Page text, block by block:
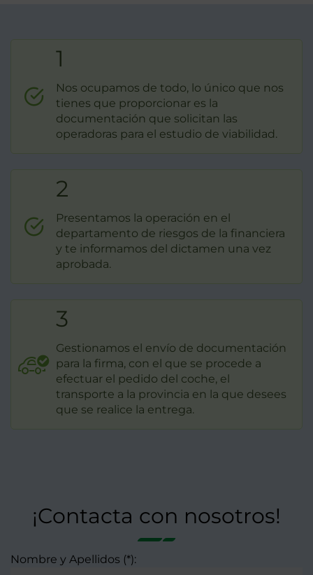
1
Nos ocupamos de todo, lo único que nos
tienes que proporcionar es la
documentación que solicitan las
operadoras para el estudio de viabilidad.
2
Presentamos la operación en el
departamento de riesgos de la financiera
y te informamos del dictamen una vez
aprobada.
3
Gestionamos el envío de documentación
para la firma, con el que se procede a
efectuar el pedido del coche, el
transporte a la provincia en la que desees
que se realice la entrega.
¡Contacta con nosotros!
Nombre y Apellidos (*):